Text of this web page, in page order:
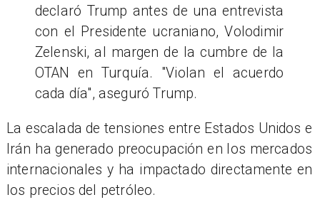
declaró Trump antes de una entrevista
con el Presidente ucraniano, Volodimir
Zelenski, al margen de la cumbre de la
OTAN en Turquía. "Violan el acuerdo
cada día", aseguró Trump.
La escalada de tensiones entre Estados Unidos e
Irán ha generado preocupación en los mercados
internacionales y ha impactado directamente en
los precios del petróleo.